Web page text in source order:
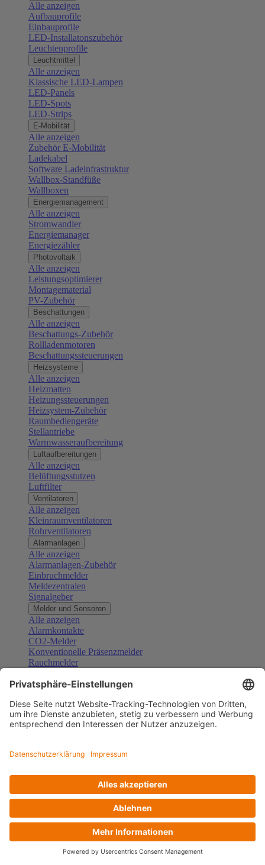
Alle anzeigen
Aufbauprofile
Einbauprofile
LED-Installatonszubehör
Leuchtenprofile
Leuchtmittel
Alle anzeigen
Klassische LED-Lampen
LED-Panels
LED-Spots
LED-Strips
E-Mobilität
Alle anzeigen
Zubehör E-Mobilität
Ladekabel
Software Ladeinfrastruktur
Wallbox-Standfüße
Wallboxen
Energiemanagement
Alle anzeigen
Stromwandler
Energiemanager
Energiezähler
Photovoltaik
Alle anzeigen
Leistungsoptimierer
Montagematerial
PV-Zubehör
Beschattungen
Alle anzeigen
Beschattungs-Zubehör
Rollladenmotoren
Beschattungssteuerungen
Heizsysteme
Alle anzeigen
Heizmatten
Heizungssteuerungen
Heizsystem-Zubehör
Raumbediengeräte
Stellantriebe
Warmwasseraufbereitung
Luftaufbereitungen
Alle anzeigen
Belüftungsstutzen
Luftfilter
Ventilatoren
Alle anzeigen
Kleinraumventilatoren
Rohrventilatoren
Alarmanlagen
Alle anzeigen
Alarmanlagen-Zubehör
Einbruchmelder
Meldezentralen
Signalgeber
Melder und Sensoren
Alle anzeigen
Alarmkontakte
CO2-Melder
Konventionelle Präsenzmelder
Rauchmelder
Gefahrenmelder
Türsprechanlagen
Alle anzeigen
Außenstationen
Klingeltaster und Gongs
Sprechanlagen-Sets
Zubehör Türkommunikation
Videoüberwachung
Zubehör Videoüberwachung
Alle anzeigen